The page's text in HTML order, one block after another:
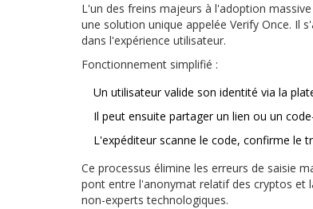
L'un des freins majeurs à l'adoption
une solution unique appelée Verify Once. Il
dans l'expérience utilisateur.
Fonctionnement simplifié :
Un utilisateur valide son identité via la
Il peut ensuite partager un lien ou un
L'expéditeur scanne le code, confirme le
Ce processus élimine les erreurs de saisie
pont entre l'anonymat relatif des cryptos et
non-experts technologiques.